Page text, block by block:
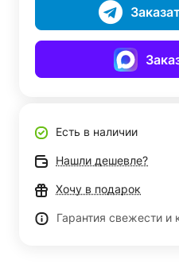
Есть в наличии
Нашли дешевле?
Хочу в подарок
Гарантия свежести и